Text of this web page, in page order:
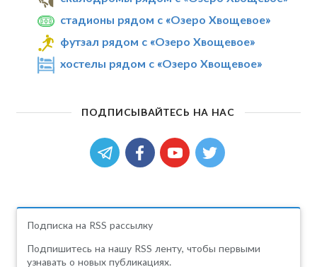
стадионы рядом с «Озеро Хвощевое»
футзал рядом с «Озеро Хвощевое»
хостелы рядом с «Озеро Хвощевое»
ПОДПИСЫВАЙТЕСЬ НА НАС
Подписка на RSS рассылку
Подпишитесь на нашу RSS ленту, чтобы первыми
узнавать о новых публикациях.